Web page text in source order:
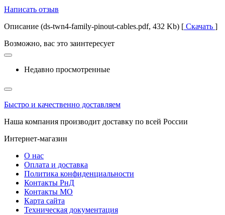
Написать отзыв
Описание (ds-twn4-family-pinout-cables.pdf, 432 Kb) [ Скачать ]
Возможно, вас это заинтересует
Недавно просмотренные
Быстро и качественно доставляем
Наша компания производит доставку по всей России
Интернет-магазин
О нас
Оплата и доставка
Политика конфиденциальности
Контакты РнД
Контакты МО
Карта сайта
Техническая документация